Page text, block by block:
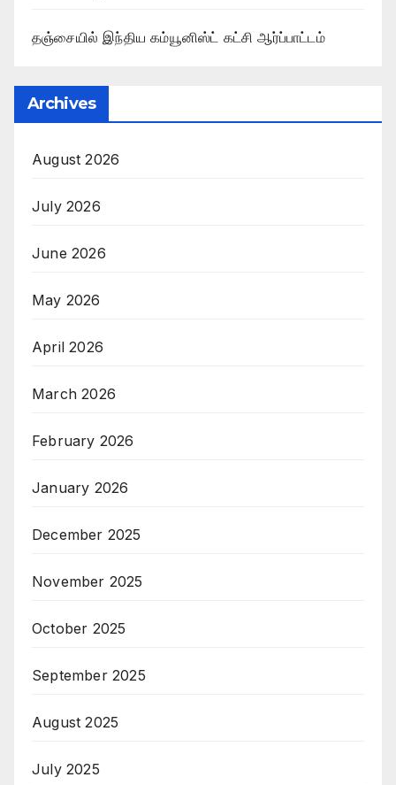
தஞ்சையில் இந்திய கம்யூனிஸ்ட் கட்சி ஆர்ப்பாட்டம்
Archives
August 2026
July 2026
June 2026
May 2026
April 2026
March 2026
February 2026
January 2026
December 2025
November 2025
October 2025
September 2025
August 2025
July 2025